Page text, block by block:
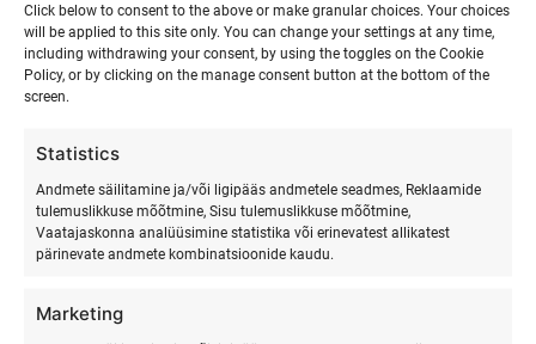
Click below to consent to the above or make granular choices. Your choices
will be applied to this site only. You can change your settings at any time,
including withdrawing your consent, by using the toggles on the Cookie
Policy, or by clicking on the manage consent button at the bottom of the
screen.
Statistics
Andmete säilitamine ja/või ligipääs andmetele seadmes, Reklaamide
tulemuslikkuse mõõtmine, Sisu tulemuslikkuse mõõtmine,
Vaatajaskonna analüüsimine statistika või erinevatest allikatest
pärinevate andmete kombinatsioonide kaudu.
Marketing
Mitmekülgsed aktiivsed tegevused
Ranna Surfiküla pakub rikkalikku valikut aktiivseid tegevusi,
Siin on vaid mõned võimalused:
Surfamine: Kogenud instruktorid juhendavad
osalejaid surfamise algtõdede juures, muutes selle
Mootorpaadi sõit